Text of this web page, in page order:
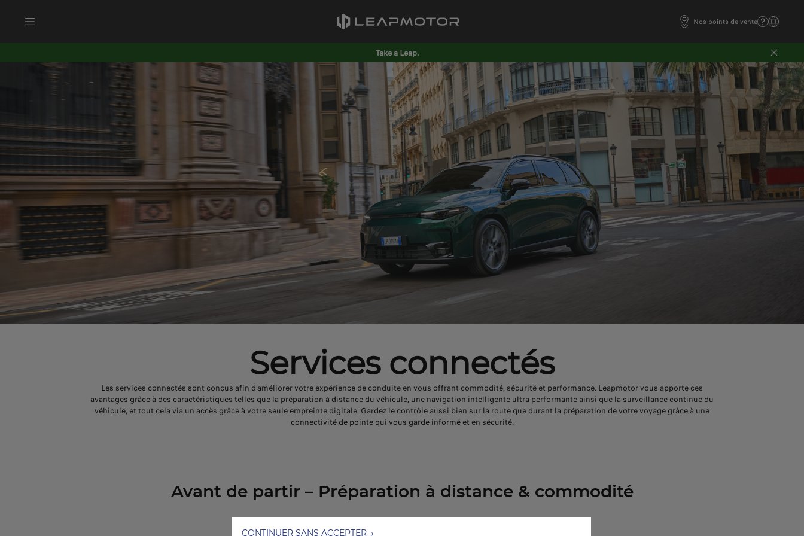
Nos points de vente
Take a Leap.
Services connectés
Les services connectés sont conçus afin d’améliorer votre expérience de conduite en vous offrant commodité, sécurité et performance. Leapmotor vous apporte ces
avantages grâce à des caractéristiques telles que la préparation à distance du véhicule, une navigation intelligente ultra performante ainsi que la surveillance continue du
véhicule, et tout cela via un accès grâce à votre seule empreinte digitale. Gardez le contrôle aussi bien sur la route que durant la préparation de votre voyage grâce à une
connectivité de pointe qui vous garde informé et en sécurité.
Avant de partir – Préparation à distance & commodité
CONTINUER SANS ACCEPTER →